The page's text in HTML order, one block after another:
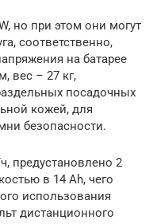
но при этом они могут
соответственно,
на батарее
вес – 27 кг,
посадочных
кожей, для
безопасности.
предустановлено 2
в 14 Ah, чего
использования
дистанционного